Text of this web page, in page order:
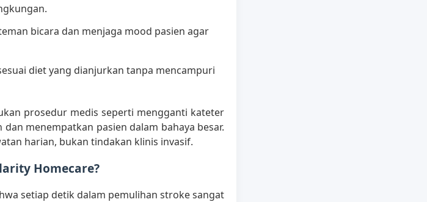
bicara dan menjaga mood pasien agar
diet yang dianjurkan tanpa mencampuri
prosedur medis seperti mengganti kateter
menempatkan pasien dalam bahaya besar.
harian, bukan tindakan klinis invasif.
Homecare?
setiap detik dalam pemulihan stroke sangat